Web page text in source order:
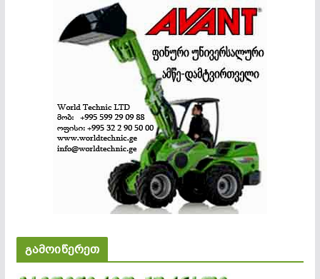
გამოიწერეთ